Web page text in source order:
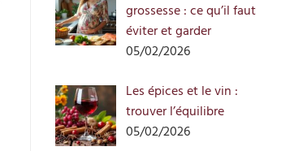
grossesse : ce qu’il faut
éviter et garder
05/02/2026
Les épices et le vin :
trouver l’équilibre
05/02/2026